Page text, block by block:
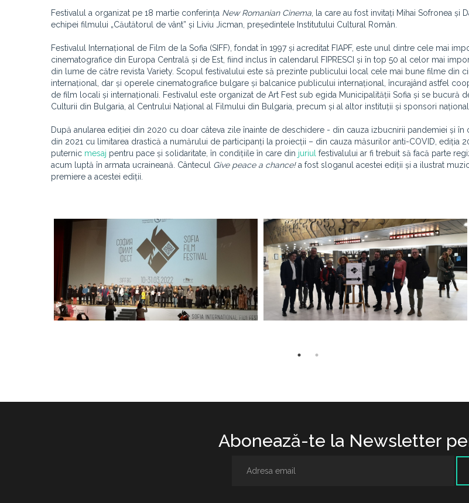
Festivalul a organizat pe 18 martie conferința New Romanian Cinema , la care au fost invitați Mihai Sofronea și
echipei filmului „Căutătorul de vânt” și Liviu Jicman, președintele Institutului Cultural Român.
Festivalul Internațional de Film de la Sofia (SIFF), fondat în 1997 și acreditat FIAPF, este unul dintre cele mai
cinematografice din Europa Centrală și de Est, fiind inclus în calendarul FIPRESCI și în top 50 al celor mai
din lume de către revista Variety. Scopul festivalului este să prezinte publicului local cele mai bune filme din
internațional, dar și operele cinematografice bulgare și balcanice publicului internațional, încurajând astfel
de film locali și internaționali. Festivalul este organizat de Art Fest sub egida Municipalității Sofia și se bucură
Culturii din Bulgaria, al Centrului Național al Filmului din Bulgaria, precum și al altor instituții și sponsori
După anularea ediției din 2020 cu doar câteva zile înainte de deschidere - din cauza izbucnirii pandemiei și
din 2021 cu limitarea drastică a numărului de participanți la proiecții – din cauza măsurilor anti-COVID, ediția
puternic mesaj pentru pace și solidaritate, în condițiile în care din juriul festivalului ar fi trebuit să facă parte
acum luptă în armata ucraineană. Cântecul Give peace a chance!a fost sloganul acestei ediții și a ilustrat
premiere a acestei ediții.
Abonează-te la Newsletter